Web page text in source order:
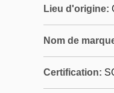
Lieu d'origine:
Nom de
Certification: